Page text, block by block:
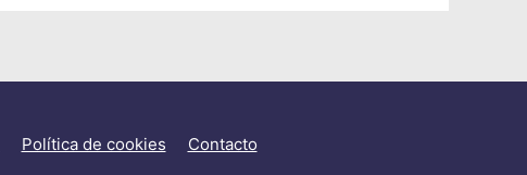
Política de cookies Contacto